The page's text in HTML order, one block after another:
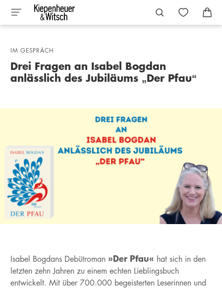
IM GESPRÄCH
Drei Fragen an Isabel Bogdan
anlässlich des Jubiläums „Der Pfau“
Isabel Bogdans Debütroman »Der Pfau« hat sich in den
letzten zehn Jahren zu einem echten Lieblingsbuch
entwickelt. Mit über 700.000 begeisterten Leserinnen und